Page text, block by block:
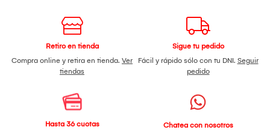
Retiro en tienda
Compra online y retira en tienda. Ver
tiendas
Sigue tu pedido
Fácil y rápido sólo con tu DNI. Seguir
pedido
Hasta 36 cuotas
Chatea con nosotros